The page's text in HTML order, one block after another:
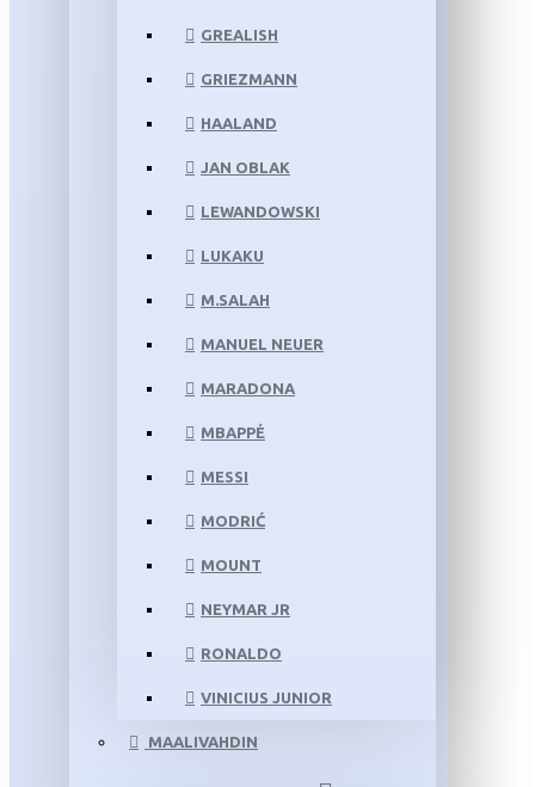
GREALISH
GRIEZMANN
HAALAND
JAN OBLAK
LEWANDOWSKI
LUKAKU
M.SALAH
MANUEL NEUER
MARADONA
MBAPPÉ
MESSI
MODRIĆ
MOUNT
NEYMAR JR
RONALDO
VINICIUS JUNIOR
MAALIVAHDIN